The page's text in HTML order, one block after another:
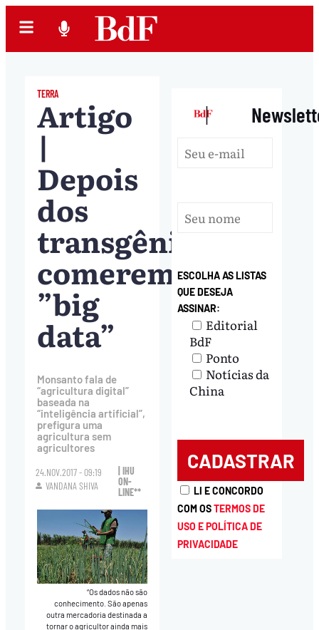
TERRA
Artigo
|
Depois
dos
transgênicos,
comeremos
”big
data”
Monsanto fala de
“agricultura digital”
baseada na
“inteligência artificial”,
prefigura uma
agricultura sem
agricultores
24.NOV.2017 - 09:19
VANDANA SHIVA
| IHU
ON-
LINE**
“Os dados não são
conhecimento. São apenas
outra mercadoria destinada a
tornar o agricultor ainda mais
|
ESCOLHA AS LISTAS
QUE DESEJA
ASSINAR:
Editorial
BdF
Ponto
Notícias da
China
LI E CONCORDO
COM OSTERMOS DE
USO E POLÍTICA DE
PRIVACIDADE